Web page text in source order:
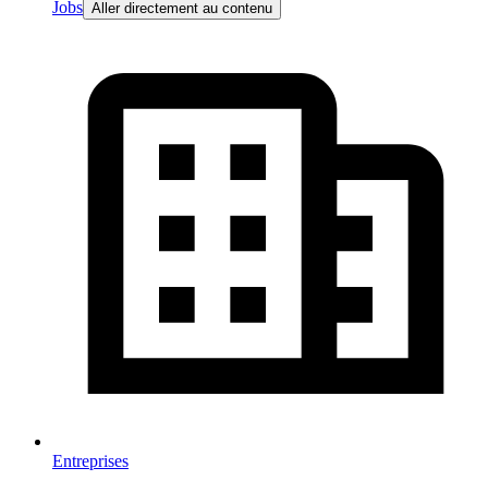
Jobs Aller directement au contenu
Entreprises